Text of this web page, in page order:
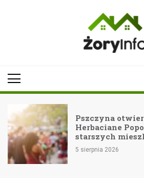
Pszczyna otwiera Dom
Herbaciane Popołudnie
starszych mieszkańców
5 sierpnia 2026